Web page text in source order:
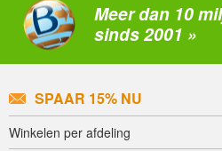
Meer dan 10
sinds 2001 »
SPAAR 15% NU
Winkelen per afdeling